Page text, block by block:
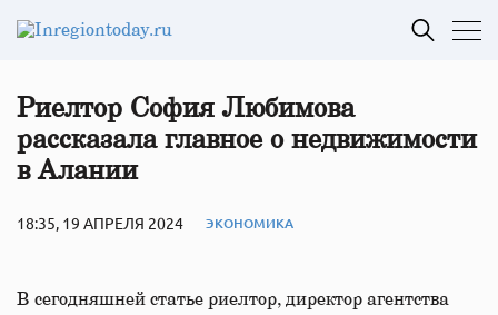
Риелтор София Любимова
рассказала главное о недвижимости
в Алании
18:35, 19 АПРЕЛЯ 2024 ЭКОНОМИКА
В сегодняшней статье риелтор, директор агентства